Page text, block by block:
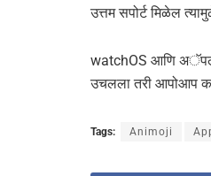
उत्तम सपोर्ट मिळेल
watchOS आणि अॅपल
उचलला तरी आपोआप
Tags: Animoji